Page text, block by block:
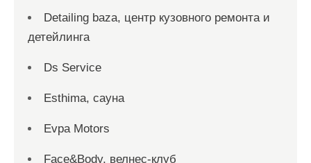
Detailing baza, центр кузовного ремонта и
детейлинга
Ds Service
Esthima, сауна
Evpa Motors
Face&Body, велнес-клуб